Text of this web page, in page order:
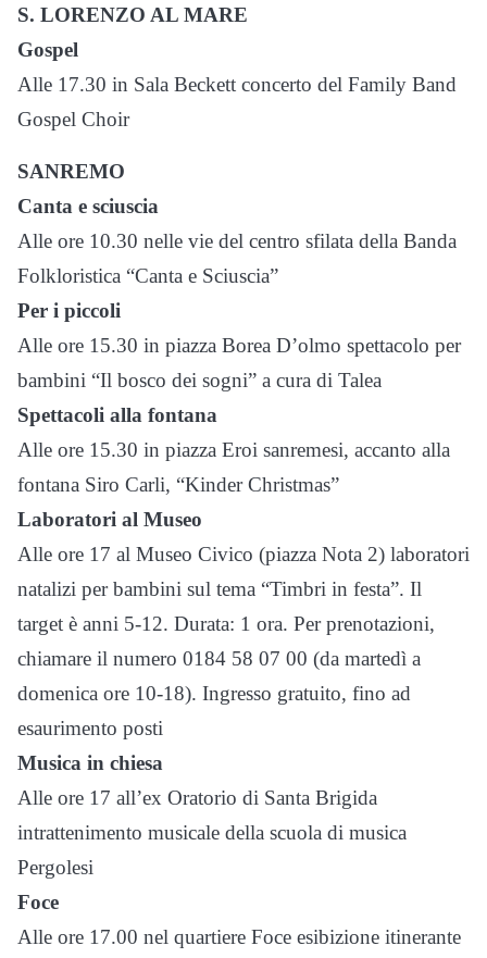
S. LORENZO AL MARE
Gospel
Alle 17.30 in Sala Beckett concerto del Family Band
Gospel Choir
SANREMO
Canta e sciuscia
Alle ore 10.30 nelle vie del centro sfilata della Banda
Folkloristica “Canta e Sciuscia”
Per i piccoli
Alle ore 15.30 in piazza Borea D’olmo spettacolo per
bambini “Il bosco dei sogni” a cura di Talea
Spettacoli alla fontana
Alle ore 15.30 in piazza Eroi sanremesi, accanto alla
fontana Siro Carli, “Kinder Christmas”
Laboratori al Museo
Alle ore 17 al Museo Civico (piazza Nota 2) laboratori
natalizi per bambini sul tema “Timbri in festa”. Il
target è anni 5-12. Durata: 1 ora. Per prenotazioni,
chiamare il numero 0184 58 07 00 (da martedì a
domenica ore 10-18). Ingresso gratuito, fino ad
esaurimento posti
Musica in chiesa
Alle ore 17 all’ex Oratorio di Santa Brigida
intrattenimento musicale della scuola di musica
Pergolesi
Foce
Alle ore 17.00 nel quartiere Foce esibizione itinerante